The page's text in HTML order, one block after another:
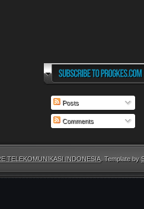
Posts
Comments
TELEKOMUNIKASI INDONESIA. Template by